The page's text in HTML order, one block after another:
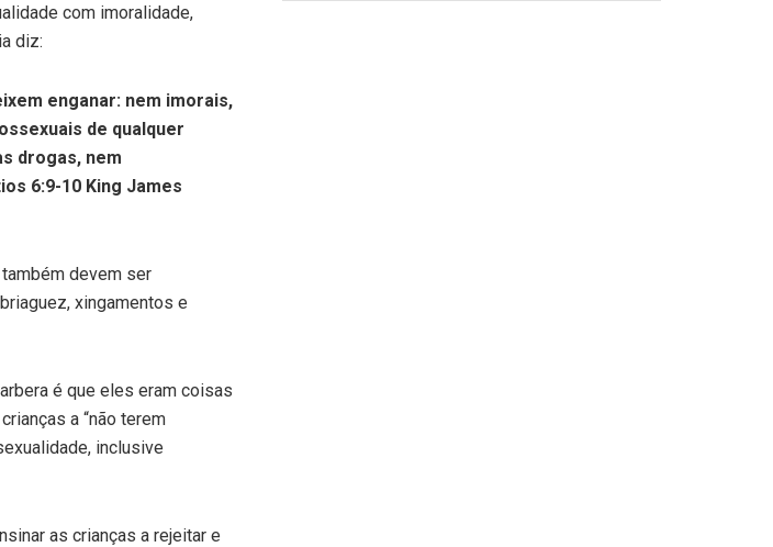
com imoralidade,
diz:
enganar: nem imorais,
de qualquer
drogas, nem
6:9-10 King James
devem ser
xingamentos e
é que eles eram coisas
a “não terem
inclusive
as crianças a rejeitar e